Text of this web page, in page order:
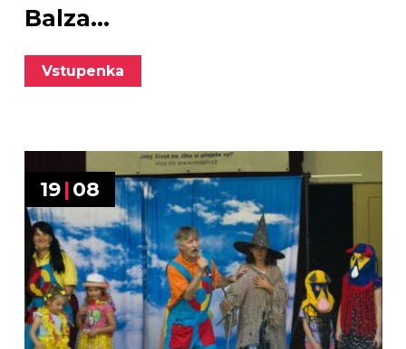
Balza...
Vstupenka
19 |08